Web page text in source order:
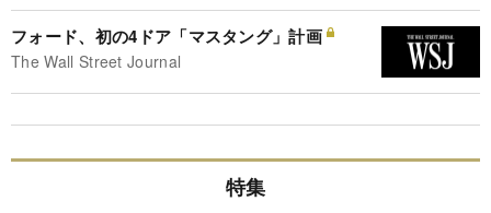
フォード、初の4ドア「マスタング」計画
The Wall Street Journal
特集